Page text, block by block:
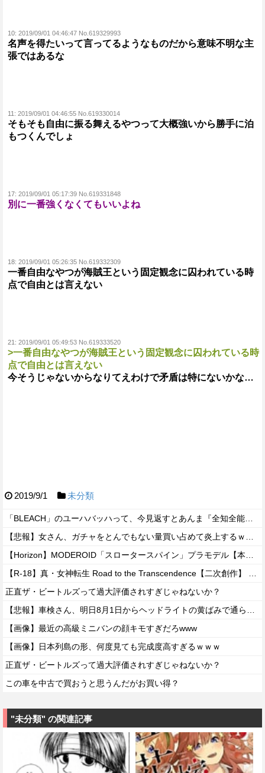
10: 2019/09/01 04:46:47 No.619329993
名声を得たいって言ってるようなものだから意味不明な主
張ではあるな
11: 2019/09/01 04:46:55 No.619330014
そもそも自由に振る舞えるやつって大概強いから勝手に泊
もつくんでしょ
17: 2019/09/01 05:17:39 No.619331848
別に一番強くなくてもいいよね
18: 2019/09/01 05:26:35 No.619332309
一番自由なやつが海賊王という固定観念に囚われている時
点で自由とは言えない
21: 2019/09/01 05:49:53 No.619333520
>一番自由なやつが海賊王という固定観念に囚われている時
点で自由とは言えない
今そうじゃないからなりてえわけで矛盾は特にないかな…
2019/9/1 未分類
正直ザ・ビートルズって過大評価されすぎじゃねないか？
【画像】最近の高級ミニバンの顔キモすぎだろwww
【画像】日本列島の形、何度見ても完成度高すぎるｗｗｗ
正直ザ・ビートルズって過大評価されすぎじゃねないか？
この車を中古で買おうと思うんだがお買い得？
"未分類" の関連記事